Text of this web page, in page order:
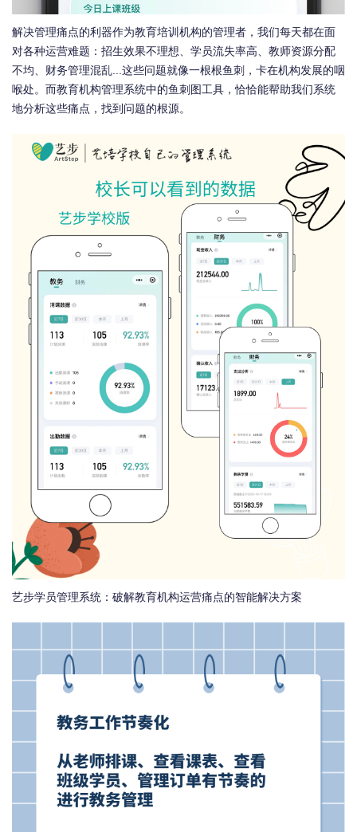
解决管理痛点的利器作为教育培训机构的管理者，我们每天都在面
对各种运营难题：招生效果不理想、学员流失率高、教师资源分配
不均、财务管理混乱...这些问题就像一根根鱼刺，卡在机构发展的咽
喉处。而教育机构管理系统中的鱼刺图工具，恰恰能帮助我们系统
地分析这些痛点，找到问题的根源。
艺步学员管理系统：破解教育机构运营痛点的智能解决方案